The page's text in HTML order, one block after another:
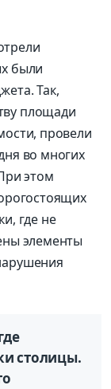
были
Так,
площади
провели
во многих
этом
где не
элементы
столицы.